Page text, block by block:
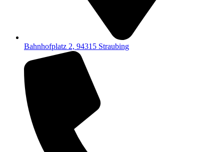
Bahnhofplatz 2, 94315 Straubing